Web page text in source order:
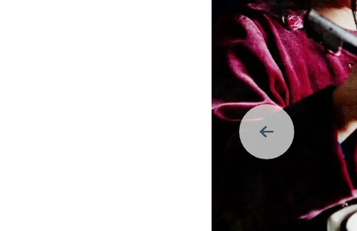
Indietro